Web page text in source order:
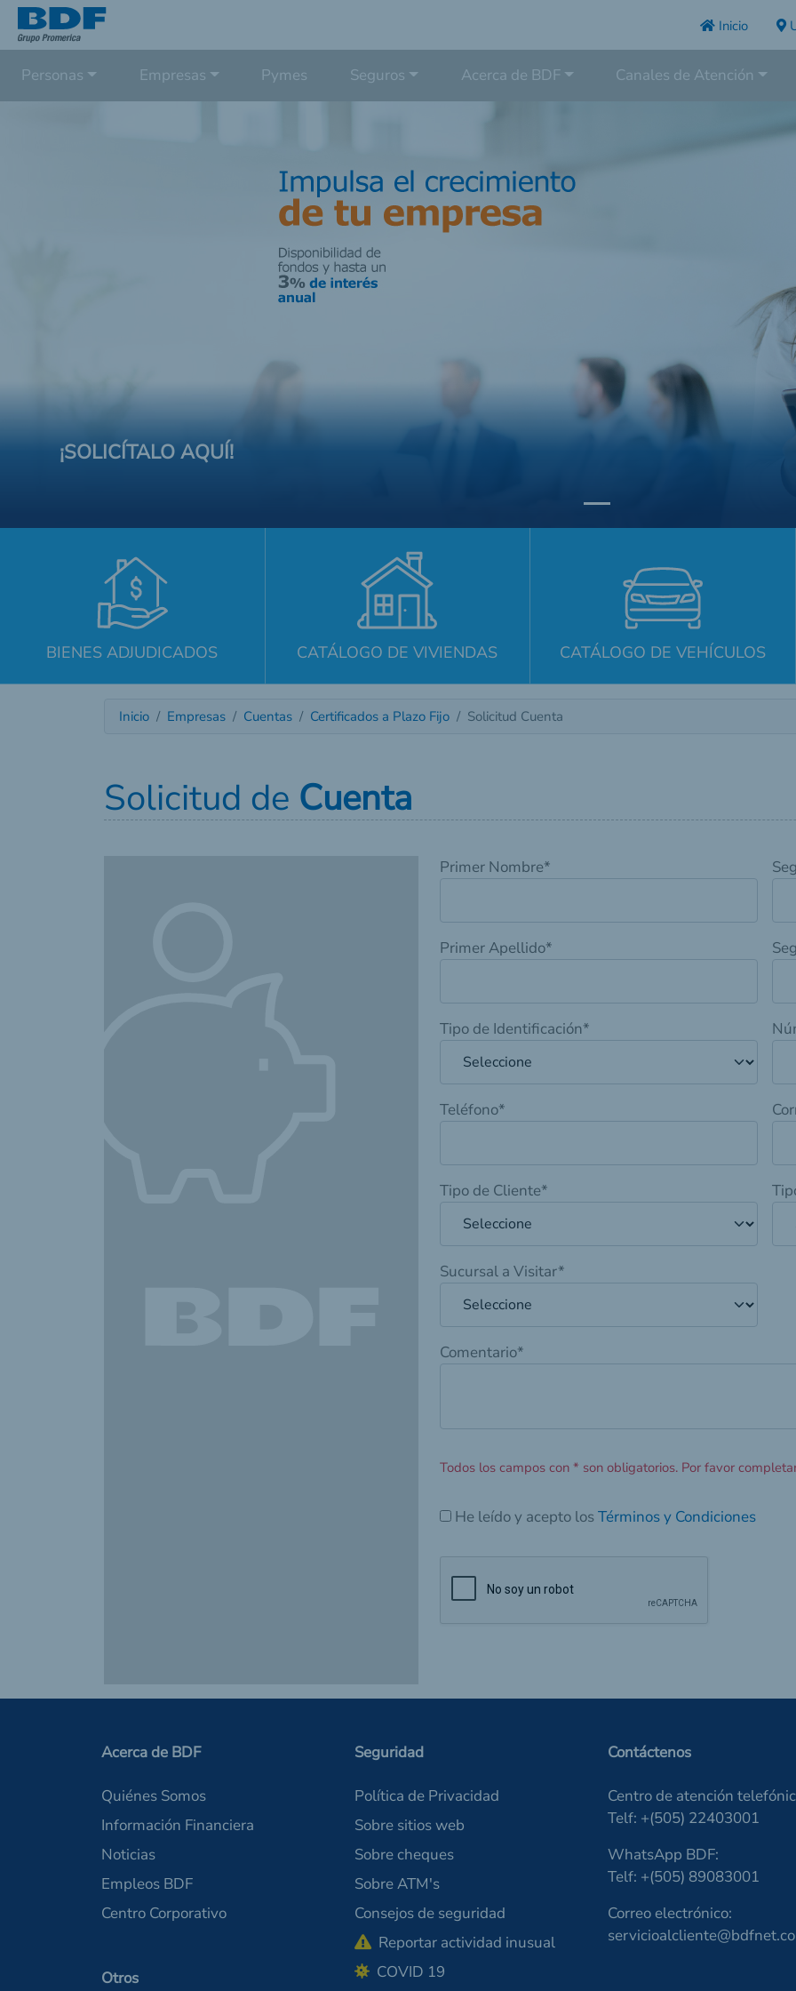
Inicio
Personas Empresas Pymes Seguros Acerca de BDF Canales de Atención
¡SOLICÍTALO AQUÍ!
BIENES ADJUDICADOS CATÁLOGO DE VIVIENDAS CATÁLOGO DE VEHÍCULOS
Inicio Empresas Cuentas Certificados a Plazo Fijo Solicitud Cuenta
Solicitud de Cuenta
Primer Nombre*
Primer Apellido*
Tipo de Identificación*
Teléfono*
Tipo de Cliente*
Sucursal a Visitar*
Comentario*
Todos los campos con * son obligatorios. Por favor
He leído y acepto los Términos y Condiciones
Acerca de BDF
Quiénes Somos
Información Financiera
Noticias
Empleos BDF
Centro Corporativo
Otros
Seguridad
Política de Privacidad
Sobre sitios web
Sobre cheques
Sobre ATM's
Consejos de seguridad
Reportar actividad inusual
COVID 19
Contáctenos
Centro de atención
Telf: +(505) 22403001
WhatsApp BDF:
Telf: +(505) 89083001
Correo electrónico: